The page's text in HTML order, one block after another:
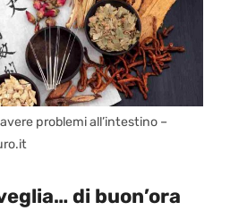
problemi all’intestino –
di buon’ora